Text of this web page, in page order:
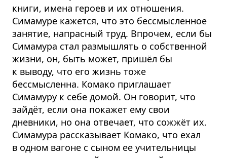
книги, имена героев и их отношения.
Симамуре кажется, что это бессмысленное
занятие, напрасный труд. Впрочем, если бы
Симамура стал размышлять о собственной
жизни, он, быть может, пришёл бы
к выводу, что его жизнь тоже
бессмысленна. Комако приглашает
Симамуру к себе домой. Он говорит, что
зайдёт, если она покажет ему свои
дневники, но она отвечает, что сожжёт их.
Симамура рассказывает Комако, что ехал
в одном вагоне с сыном ее учительницы